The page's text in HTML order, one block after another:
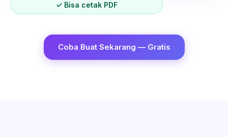
✓ Bisa cetak PDF
Coba Buat Sekarang — Gratis